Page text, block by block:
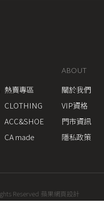
熱賣專區
CLOTHING
ACC&SHOE
CA made
ABOUT
關於我們
VIP資格
門市資訊
隱私政策
Reserved 蘋果網頁設計